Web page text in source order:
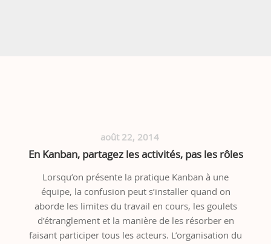
août 22, 2014
En Kanban, partagez les activités, pas les rôles
Lorsqu’on présente la pratique Kanban à une
équipe, la confusion peut s’installer quand on
aborde les limites du travail en cours, les goulets
d’étranglement et la manière de les résorber en
faisant participer tous les acteurs. L’organisation du